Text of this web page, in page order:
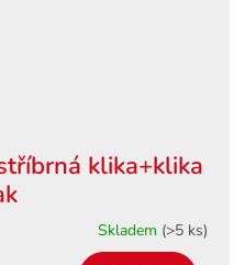
klika+klika
Skladem (>5 ks)